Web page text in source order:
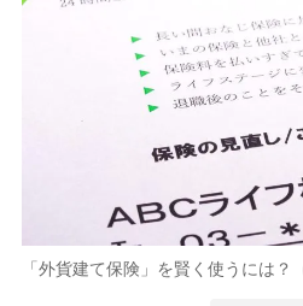
「外貨建て保険」を賢く使うには？